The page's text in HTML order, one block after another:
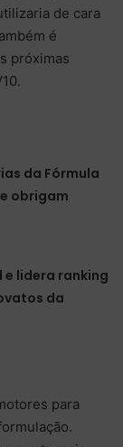
de cara
é
próximas
da Fórmula
obrigam
e lidera ranking
da
para